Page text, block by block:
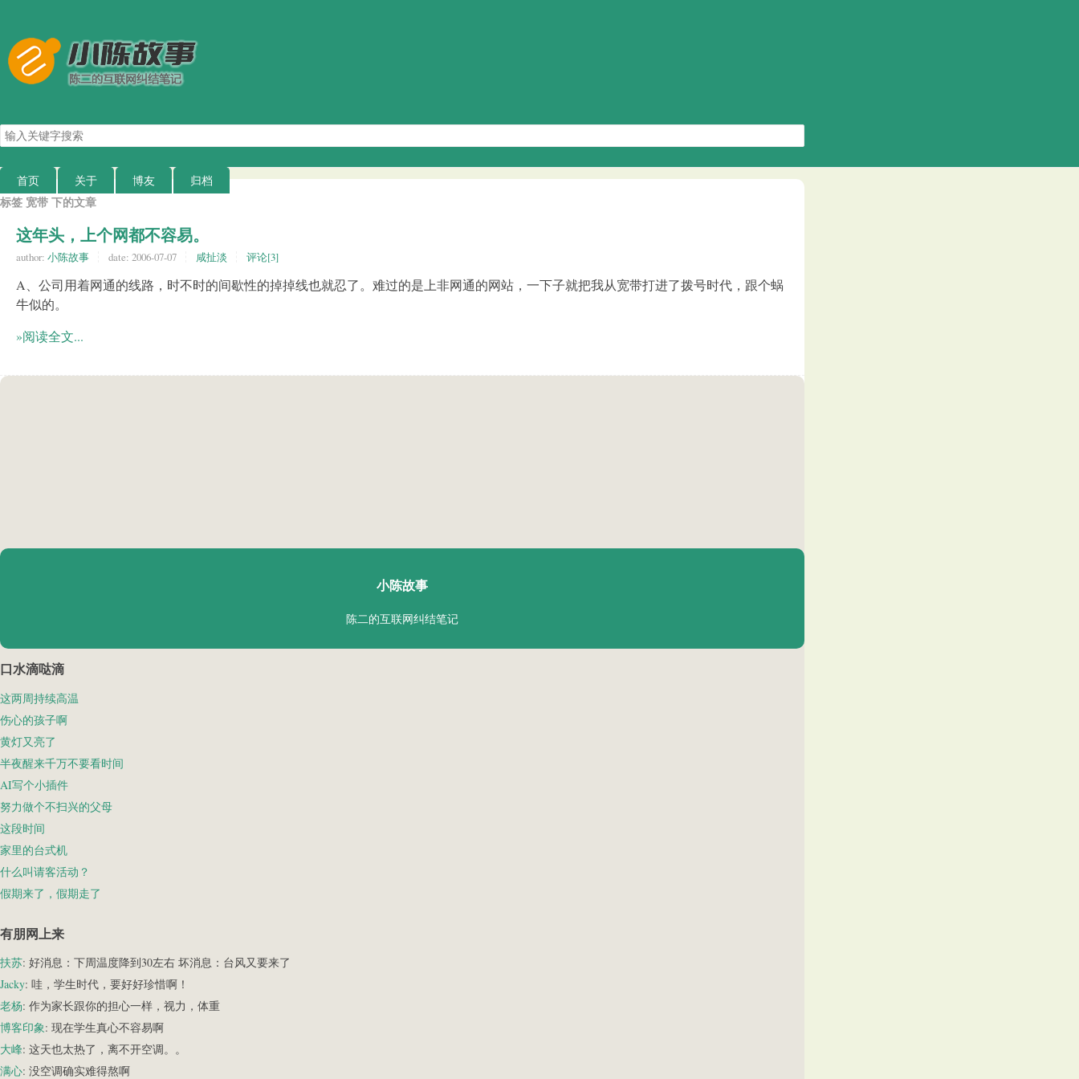
搜
索
键
首页 关于 博友 归档
标签 宽带 下的文章
这年头，上个网都不容易。
author: 小陈故事 date: 2006-07-07 咸扯淡 评论[3]
A、公司用着网通的线路，时不时的间歇性的掉掉线也就忍了。难过的是上非网通的网站，一下子就把我从宽带打进了拨号时代，跟个蜗
牛似的。
»阅读全文...
陈二Chenèr
小陈故事
陈二的互联网纠结笔记
口水滴哒滴
这两周持续高温
伤心的孩子啊
黄灯又亮了
半夜醒来千万不要看时间
AI写个小插件
努力做个不扫兴的父母
这段时间
家里的台式机
什么叫请客活动？
假期来了，假期走了
有朋网上来
扶苏: 好消息：下周温度降到30左右 坏消息：台风又要来了
Jacky: 哇，学生时代，要好好珍惜啊！
老杨: 作为家长跟你的担心一样，视力，体重
博客印象: 现在学生真心不容易啊
大峰: 这天也太热了，离不开空调。。
满心: 没空调确实难得熬啊